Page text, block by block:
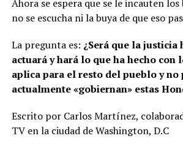
Ahora se espera que se le incauten
no se escucha ni la buya de que eso
La pregunta es: ¿Será que la justicia
actuará y hará lo que ha hecho con
aplica para el resto del pueblo y no
actualmente «gobiernan» estas
Escrito por Carlos Martínez,
TV en la ciudad de Washington, D.C